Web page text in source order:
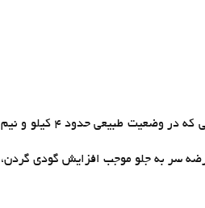
۴-افزایش وزن سر در وضعیت سر به جلو .وقتی سر در وضعیت جلو واقع شده، وزن آن در حدود ۹ کیلوگرم است.در حالی که در وضعیت طبیعی حدود ۴ کیلو و نیم
سر به جلو موجب افزایش گودی گردن،